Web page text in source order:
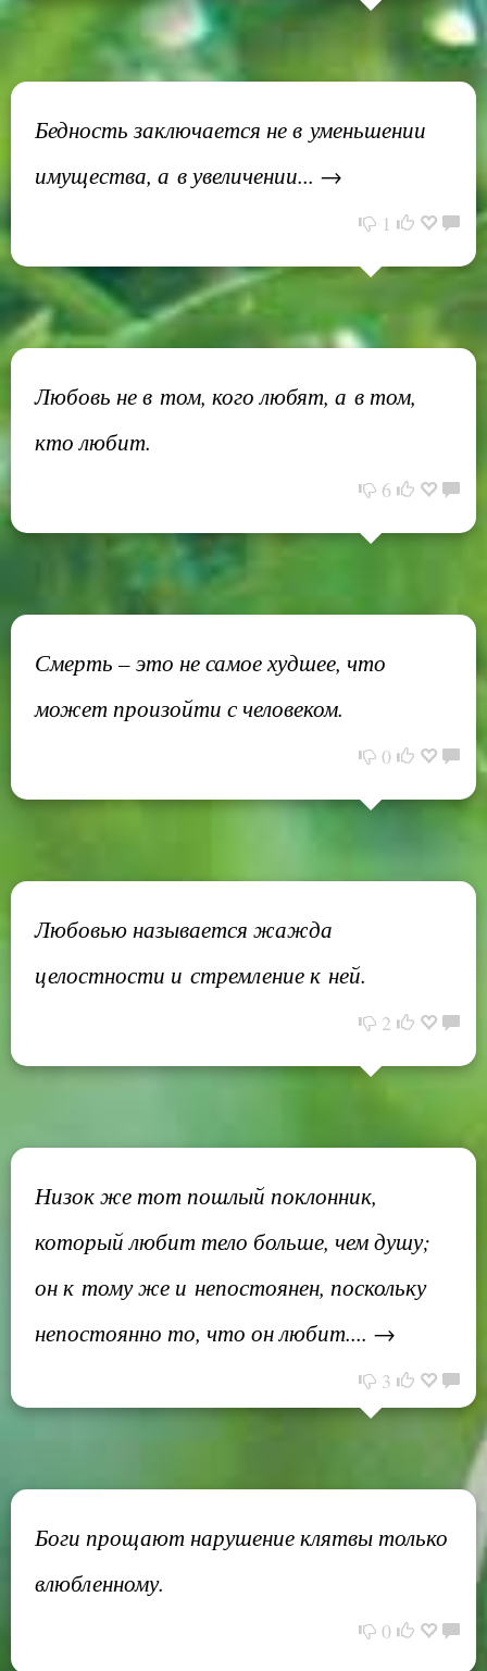
Бедность заключается не в уменьшении
имущества, а в увеличении... →
1
Любовь не в том, кого любят, а в том,
кто любит.
6
Смерть – это не самое худшее, что
может произойти с человеком.
0
Любовью называется жажда
целостности и стремление к ней.
2
Низок же тот пошлый поклонник,
который любит тело больше, чем душу;
он к тому же и непостоянен, поскольку
непостоянно то, что он любит.... →
3
Боги прощают нарушение клятвы только
влюбленному.
0